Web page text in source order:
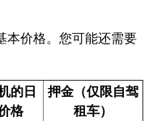
本价格。您可能还需要
的日
格
押金（仅限自驾
租车）